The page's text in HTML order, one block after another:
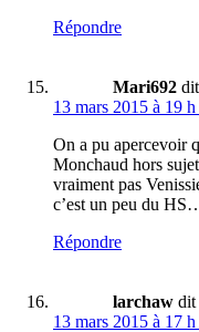
Répondre
Mari692
13 mars 2015 à 19
On a pu apercevoir
Monchaud hors
vraiment pas
c’est un peu du
Répondre
larchaw dit
13 mars 2015 à 17